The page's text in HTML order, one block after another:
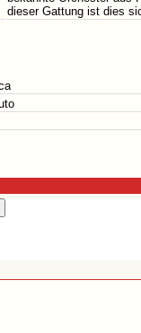
dieser Gattung ist dies